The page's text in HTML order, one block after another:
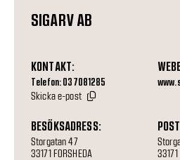
SIGARV AB
KONTAKT:
Telefon: 037081285
Skicka e-post
BESÖKSADRESS:
Storgatan 47
33171 FORSHEDA
33171